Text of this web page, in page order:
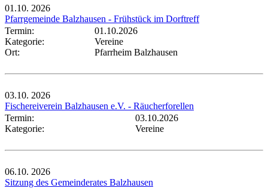
01.10. 2026
Pfarrgemeinde Balzhausen - Frühstück im Dorftreff
Termin:
01.10.2026
Kategorie:
Vereine
Ort:
Pfarrheim Balzhausen
03.10. 2026
Fischereiverein Balzhausen e.V. - Räucherforellen
Termin:
03.10.2026
Kategorie:
Vereine
06.10. 2026
Sitzung des Gemeinderates Balzhausen